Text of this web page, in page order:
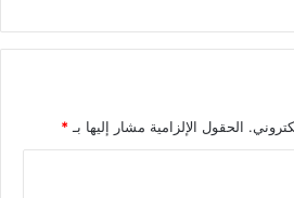
الحقول الإلزامية مشار إليها بـ *